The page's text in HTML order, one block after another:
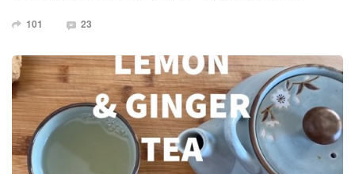
бүтээгдэхүүн юм. Үүгээр хоол хийж идэх нь маш амархнаас
болдог, энгийн шөл хийх аргыг орууллаа. (2 хүний порц)
101 23